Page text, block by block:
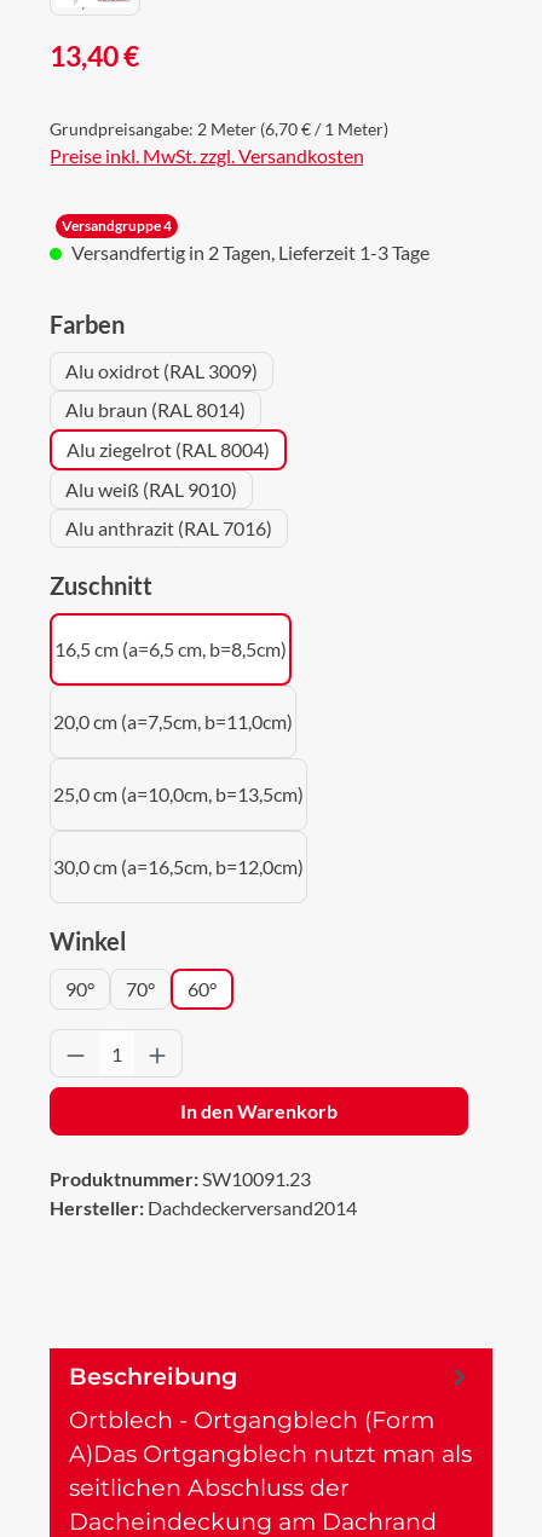
Regulärer Preis:
13,40 €
Grundpreisangabe: 2 Meter (6,70 € / 1 Meter)
Preise inkl. MwSt. zzgl. Versandkosten
Versandgruppe 4
Versandfertig in 2 Tagen, Lieferzeit 1-3 Tage
Farbenauswählen
Alu oxidrot (RAL 3009)
Alu braun (RAL 8014)
Alu ziegelrot (RAL 8004)
Alu weiß (RAL 9010)
Alu anthrazit (RAL 7016)
Zuschnitt
16,5 cm (a=6,5 cm, b=8,5cm)
20,0 cm (a=7,5cm, b=11,0cm)
25,0 cm (a=10,0cm, b=13,5cm)
30,0 cm (a=16,5cm, b=12,0cm)
Winkel
90° 70° 60°
Produkt Anzahl: Gib den gewünschten
In den Warenkorb
Produktnummer:SW10091.23
Hersteller: Dachdeckerversand2014
Beschreibung
Ortblech - Ortgangblech (Form
A)Das Ortgangblech nutzt man als
seitlichen Abschluss der
Dacheindeckung am Dachrand